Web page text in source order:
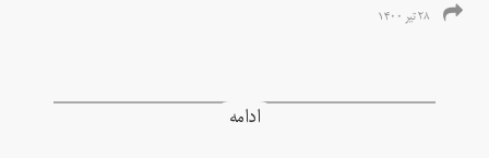
۲۸ تیر ۱۴۰۰
ادامه